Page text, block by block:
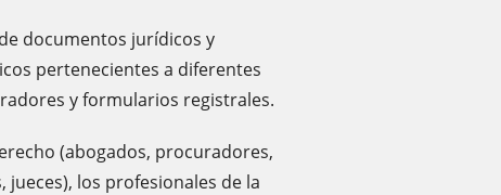
documentos jurídicos y
pertenecientes a diferentes
y formularios registrales.
(abogados, procuradores,
los profesionales de la